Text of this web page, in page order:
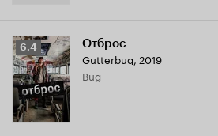
Рейтинг
Кинопоиска
6.4
6.4 Отброс
Gutterbug, 2019
Bug